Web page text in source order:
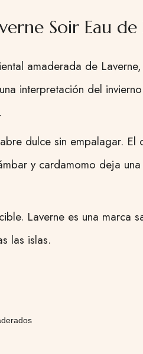
Soir Eau
amaderada de
interpretación del
dulce sin empalagar.
y cardamomo deja
Laverne es una marca
las islas.